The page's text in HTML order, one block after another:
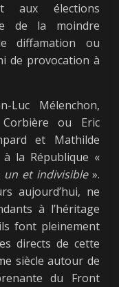
aux élections
de la moindre
diffamation ou
de provocation à
Luc Mélenchon,
ou Eric
et Mathilde
la République «
un et indivisible».
aujourd’hui, ne
à l’héritage
font pleinement
directs de cette
siècle autour de
du Front